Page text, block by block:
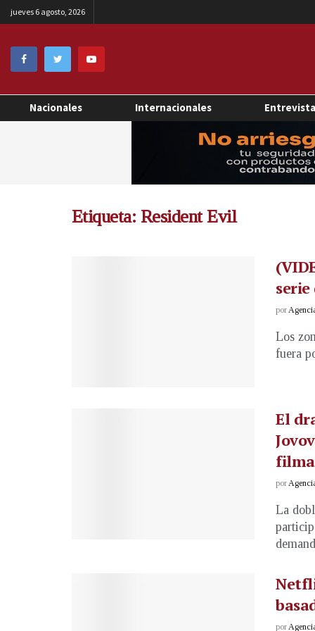
jueves 6 agosto, 2026
Nacionales Internacionales
Etiqueta: Resident Evil
por
Los
fuera
El
por
La
por